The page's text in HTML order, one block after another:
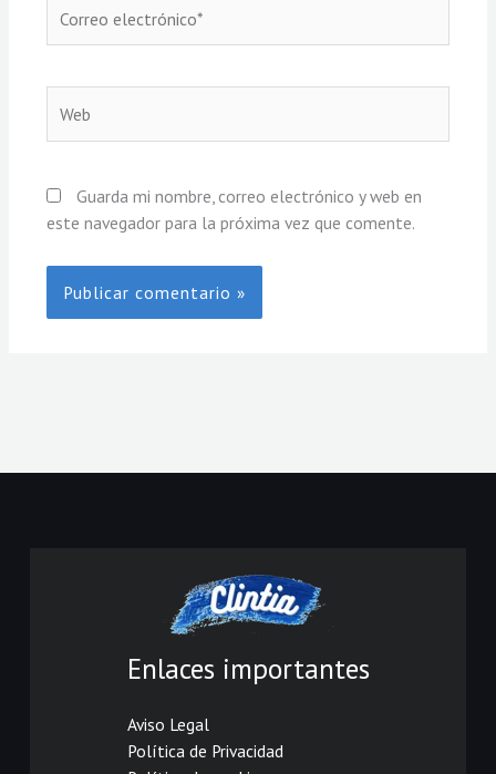
electrónico*
Guarda mi nombre, correo electrónico y web en
este navegador para la próxima vez que comente.
Enlaces importantes
Aviso Legal
Política de Privacidad